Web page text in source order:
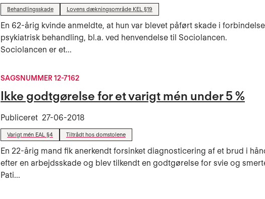
Behandlingsskade Lovens dækningsområde KEL §19
En 62-årig kvinde anmeldte, at hun var blevet påført skade i
psykiatrisk behandling, bl.a. ved henvendelse til Sociolancen.
Sociolancen er et...
SAGSNUMMER 12-7162
Ikke godtgørelse for et varigt mén under 5 %
Publiceret 27-06-2018
Varigt mén EAL §4 Tiltrådt hos domstolene
En 22-årig mand fik anerkendt forsinket diagnosticering af et brud i
efter en arbejdsskade og blev tilkendt en godtgørelse for svie og
Pati...